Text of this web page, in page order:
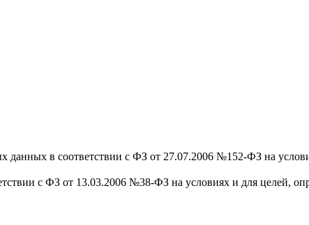
данных в соответствии с ФЗ от 27.07.2006 №152-ФЗ на
с ФЗ от 13.03.2006 №38-ФЗ на условиях и для целей,